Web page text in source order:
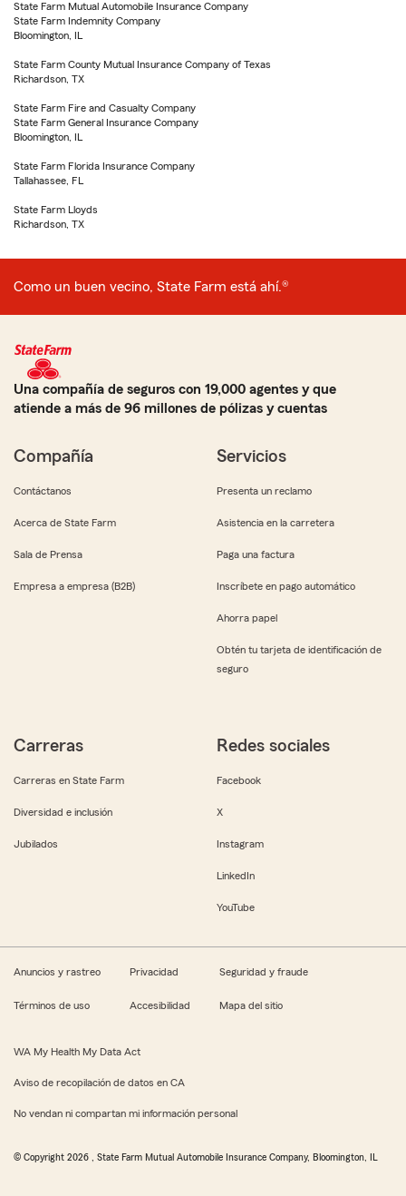
State Farm Mutual Automobile Insurance Company
State Farm Indemnity Company
Bloomington, IL
State Farm County Mutual Insurance Company of Texas
Richardson, TX
State Farm Fire and Casualty Company
State Farm General Insurance Company
Bloomington, IL
State Farm Florida Insurance Company
Tallahassee, FL
State Farm Lloyds
Richardson, TX
Como un buen vecino, State Farm está ahí.®
Una compañía de seguros con 19,000 agentes y que
atiende a más de 96 millones de pólizas y cuentas
Compañía
Contáctanos
Acerca de State Farm
Sala de Prensa
Empresa a empresa (B2B)
Servicios
Presenta un reclamo
Asistencia en la carretera
Paga una factura
Inscríbete en pago automático
Ahorra papel
Obtén tu tarjeta de identificación de
seguro
Carreras
Carreras en State Farm
Diversidad e inclusión
Jubilados
Redes sociales
Facebook
X
Instagram
LinkedIn
YouTube
Anuncios y rastreo Privacidad Seguridad y fraude
Términos de uso Accesibilidad Mapa del sitio
WA My Health My Data Act
Aviso de recopilación de datos en CA
No vendan ni compartan mi información personal
© Copyright 2026 , State Farm Mutual Automobile Insurance Company, Bloomington, IL